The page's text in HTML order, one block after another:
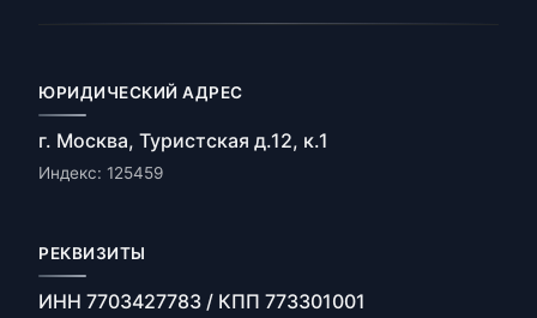
ЮРИДИЧЕСКИЙ АДРЕС
г. Москва, Туристская д.12, к.1
Индекс: 125459
РЕКВИЗИТЫ
ИНН 7703427783 / КПП 773301001